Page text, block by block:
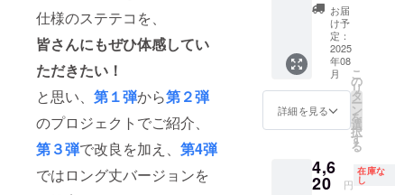
仕様のステテコを、
皆さんにもぜひ体感してい
ただきたい！
と思い、 第１弾から第２弾
のプロジェクトでご紹介、
第３弾で改良を加え、 第4弾
ではロング丈バージョンを
お届け
時期の
ご報告
をさせ
ていた
だきま
明点は
メッ
問い合
わせく
状況、
仕様部
材の供
給状
況、製
造工程
上の都
合によ
しまう
場合が
詳細は
プロ
ジェク
ト本文
に記載
してお
りま
す。 ※
部変更
になる
仕様の
ステテ
コ】
ビーチ
ステテ
コ [4色
セッ
ト]x3=1
2pcs ま
とめ割
¥47,520
(税、送
料込)←
お届
け予
定：
2025
年08
月
詳細を見る
こ
の
リ
タ
ー
ン
を
選
択
す
る
4,6
20 円
在庫な
し